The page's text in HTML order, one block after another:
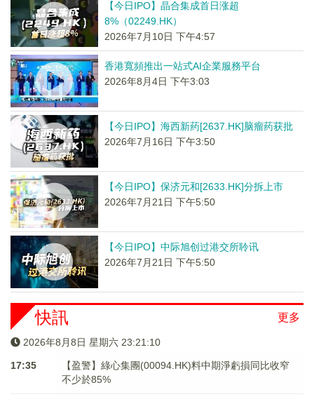
【今日IPO】晶合集成首日涨超
8%（02249.HK）
2026年7月10日 下午4:57
香港寬頻推出一站式AI企業服務平台
2026年8月4日 下午3:03
【今日IPO】海西新药[2637.HK]脑瘤药获批
2026年7月16日 下午3:50
【今日IPO】保济元和[2633.HK]分拆上市
2026年7月21日 下午5:50
【今日IPO】中际旭创过港交所聆讯
2026年7月21日 下午5:50
更多
快訊
2026年8月8日 星期六 23:21:10
17:35
【盈警】綠心集團(00094.HK)料中期淨虧損同比收窄
不少於85%